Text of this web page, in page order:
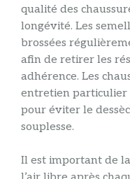
qualité des
longévité. Les
brossées
afin de retirer les
adhérence. Les
entretien particulier
pour éviter le
souplesse.
Il est important de